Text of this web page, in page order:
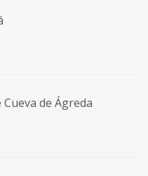
de Ágreda